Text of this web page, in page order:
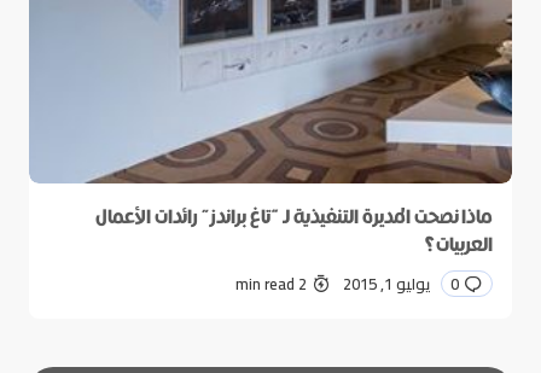
ماذا نصحت المديرة التنفيذية لـ “تاغ براندز” رائدات الأعمال
العربيات؟
0 يوليو 1, 2015 2 min read